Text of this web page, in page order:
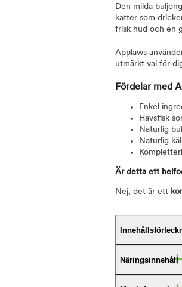
Den milda
katter som
frisk hud och en
Applaws
utmärkt val för
Fördelar med
Enkel
Havsfisk
Naturlig
Naturlig
Är detta ett
Nej, det är ett
Näringsinnehåll